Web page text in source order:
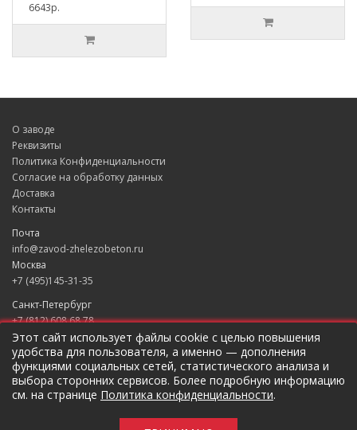
6643р.
О заводе
Реквизиты
Политика Конфиденциальности
Согласие на обработку данных
Доставка
Контакты
Почта
info@zavod-zhelezobeton.ru
Москва
+7 (495)145-31-35
Санкт-Петербург
+7 (812) 608 68 78
Екатеринбург
+7 (343) 235 49 31
Краснодар
+7 (861) 205 79 37
Этот сайт использует файлы cookie с целью повышения
удобства для пользователя, а именно — дополнения
функциями социальных сетей, статистического анализа и
выбора сторонних сервисов. Более подробную информацию
см. на странице Политика конфиденциальности.